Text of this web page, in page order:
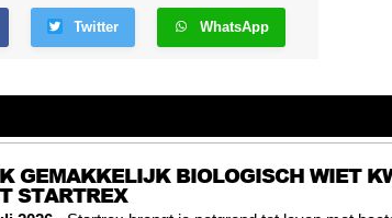
Twitter WhatsApp
GEMAKKELIJK BIOLOGISCH WIET
STARTREX